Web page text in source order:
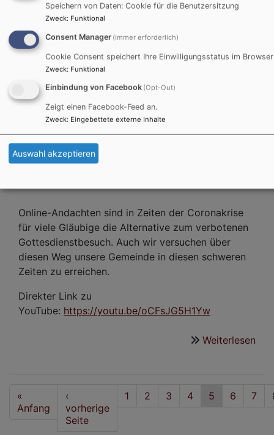
YouTube:https://youtu.be/BY2A2qOt0nQ
Kidergottesdienst am
Ostermontag
[video:https://youtu.be/oCFsJG5H1Yw
align:left autoplay:0]
Online-Andachten sind in Zeiten der Coronakrise
für viele Gläubige die Alternative zum verbotenen
Gottesdienstbesuch. Auch wir versuchen über
diesen Weg unsere Gemeinde in diesen schweren
Zeiten zu erreichen.
Direkter Link zu
YouTube: https://youtu.be/oCFsJG5H1Yw
Weiterlesen
Seitennummerierung
First
page
«
Anfang
Vorherige
Seite
‹
vorherige
Seite
Seite
1 Seite
2 Seite
3 Seite
4
Aktuelle
5 Seite
6 Seite
7
Speichern von Daten: Cookie für die Benutzersitzung
Zweck: Funktional
Consent Manager (immer erforderlich)
Cookie Consent speichert Ihre Einwilligungsstatus im Browser
Zweck: Funktional
Einbindung von Facebook (Opt-Out)
Zeigt einen Facebook-Feed an.
Zweck: Eingebettete externe Inhalte
Auswahl akzeptieren